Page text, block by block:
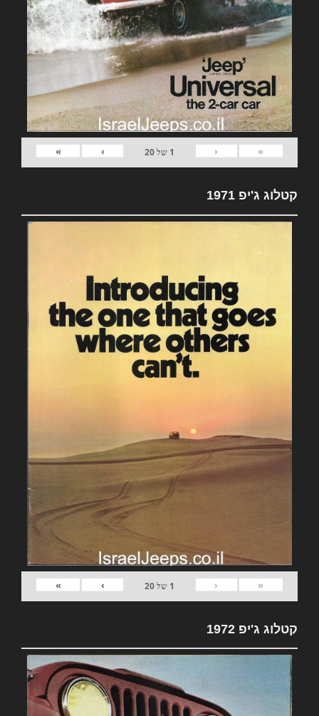
«
‹
1 של20
›
»
קטלוג ג'יפ 1971
«
‹
1 של20
›
»
קטלוג ג'יפ 1972